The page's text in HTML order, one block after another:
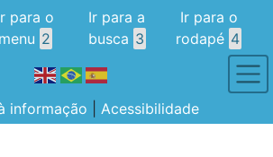
para o
menu 2
Ir para a
busca 3
Ir para o
rodapé 4
informação Acessibilidade